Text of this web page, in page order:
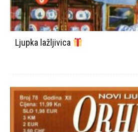
Ljupka lažljivica